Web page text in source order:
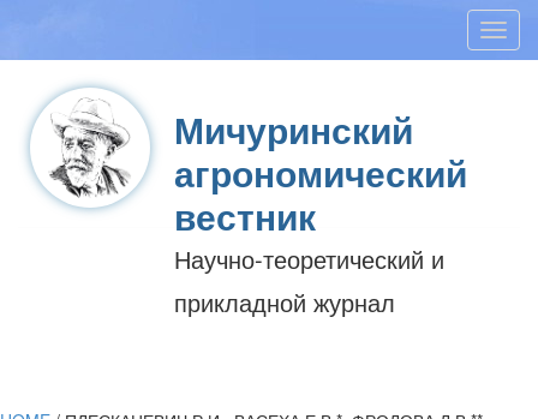
Мичуринский
агрономический
вестник
Научно-теоретический и
прикладной журнал